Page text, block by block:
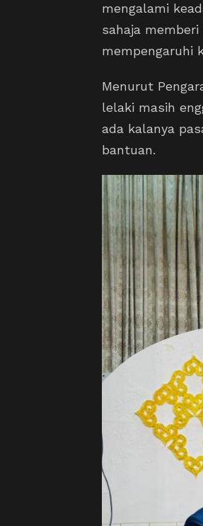
mengalami
sahaja
mempengaruhi
Menurut
lelaki masih
ada kalanya
bantuan.